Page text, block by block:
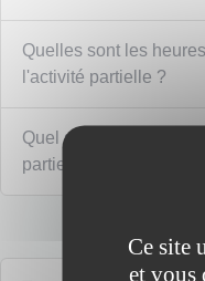
Quelles sont les
l'activité partielle ?
Quel salaire touche le
partielle ?
Ce site
et vous